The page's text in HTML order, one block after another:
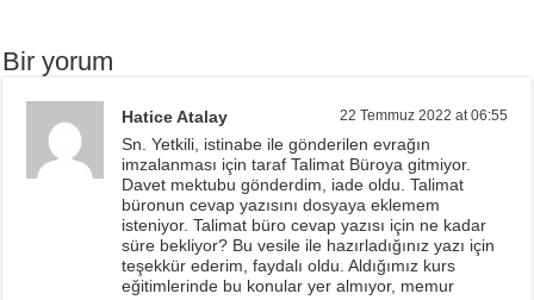
Bir yorum
Hatice Atalay 22 Temmuz 2022 at 06:55
Sn. Yetkili, istinabe ile gönderilen evrağın
imzalanması için taraf Talimat Büroya gitmiyor.
Davet mektubu gönderdim, iade oldu. Talimat
büronun cevap yazısını dosyaya eklemem
isteniyor. Talimat büro cevap yazısı için ne kadar
süre bekliyor? Bu vesile ile hazırladığınız yazı için
teşekkür ederim, faydalı oldu. Aldığımız kurs
eğitimlerinde bu konular yer almıyor, memur